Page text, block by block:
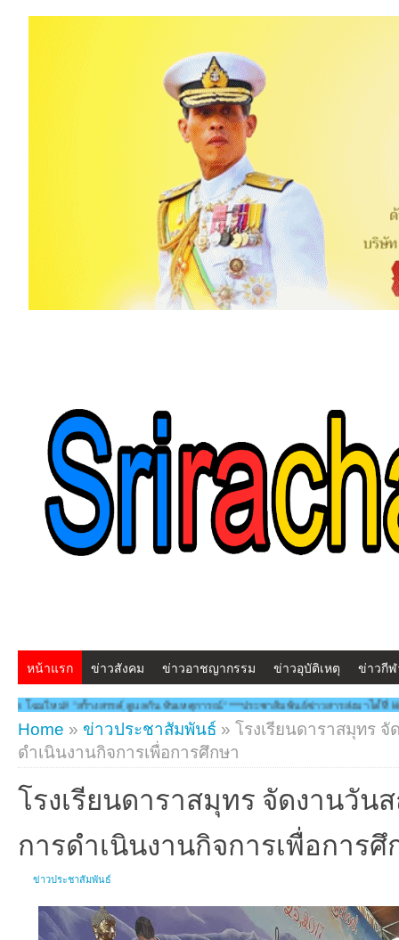
หน้าแรก ข่าวสังคม ข่าวอาชญากรรม ข่าวอุบัติเหตุ ข่าวกี
รคฺ์ ดูแลกัน ทันเหตุการณ์" ***ประชาสัมพันธ์ข่าวสารส่งมาได้ที่
Home » ข่าวประชาสัมพันธ์ » โรงเรียนดาราสมุทร
ดำเนินงานกิจการเพื่อการศึกษา
โรงเรียนดาราสมุทร จัดงานวัน
การดำเนินงานกิจการเพื่อการ
ข่าวประชาสัมพันธ์